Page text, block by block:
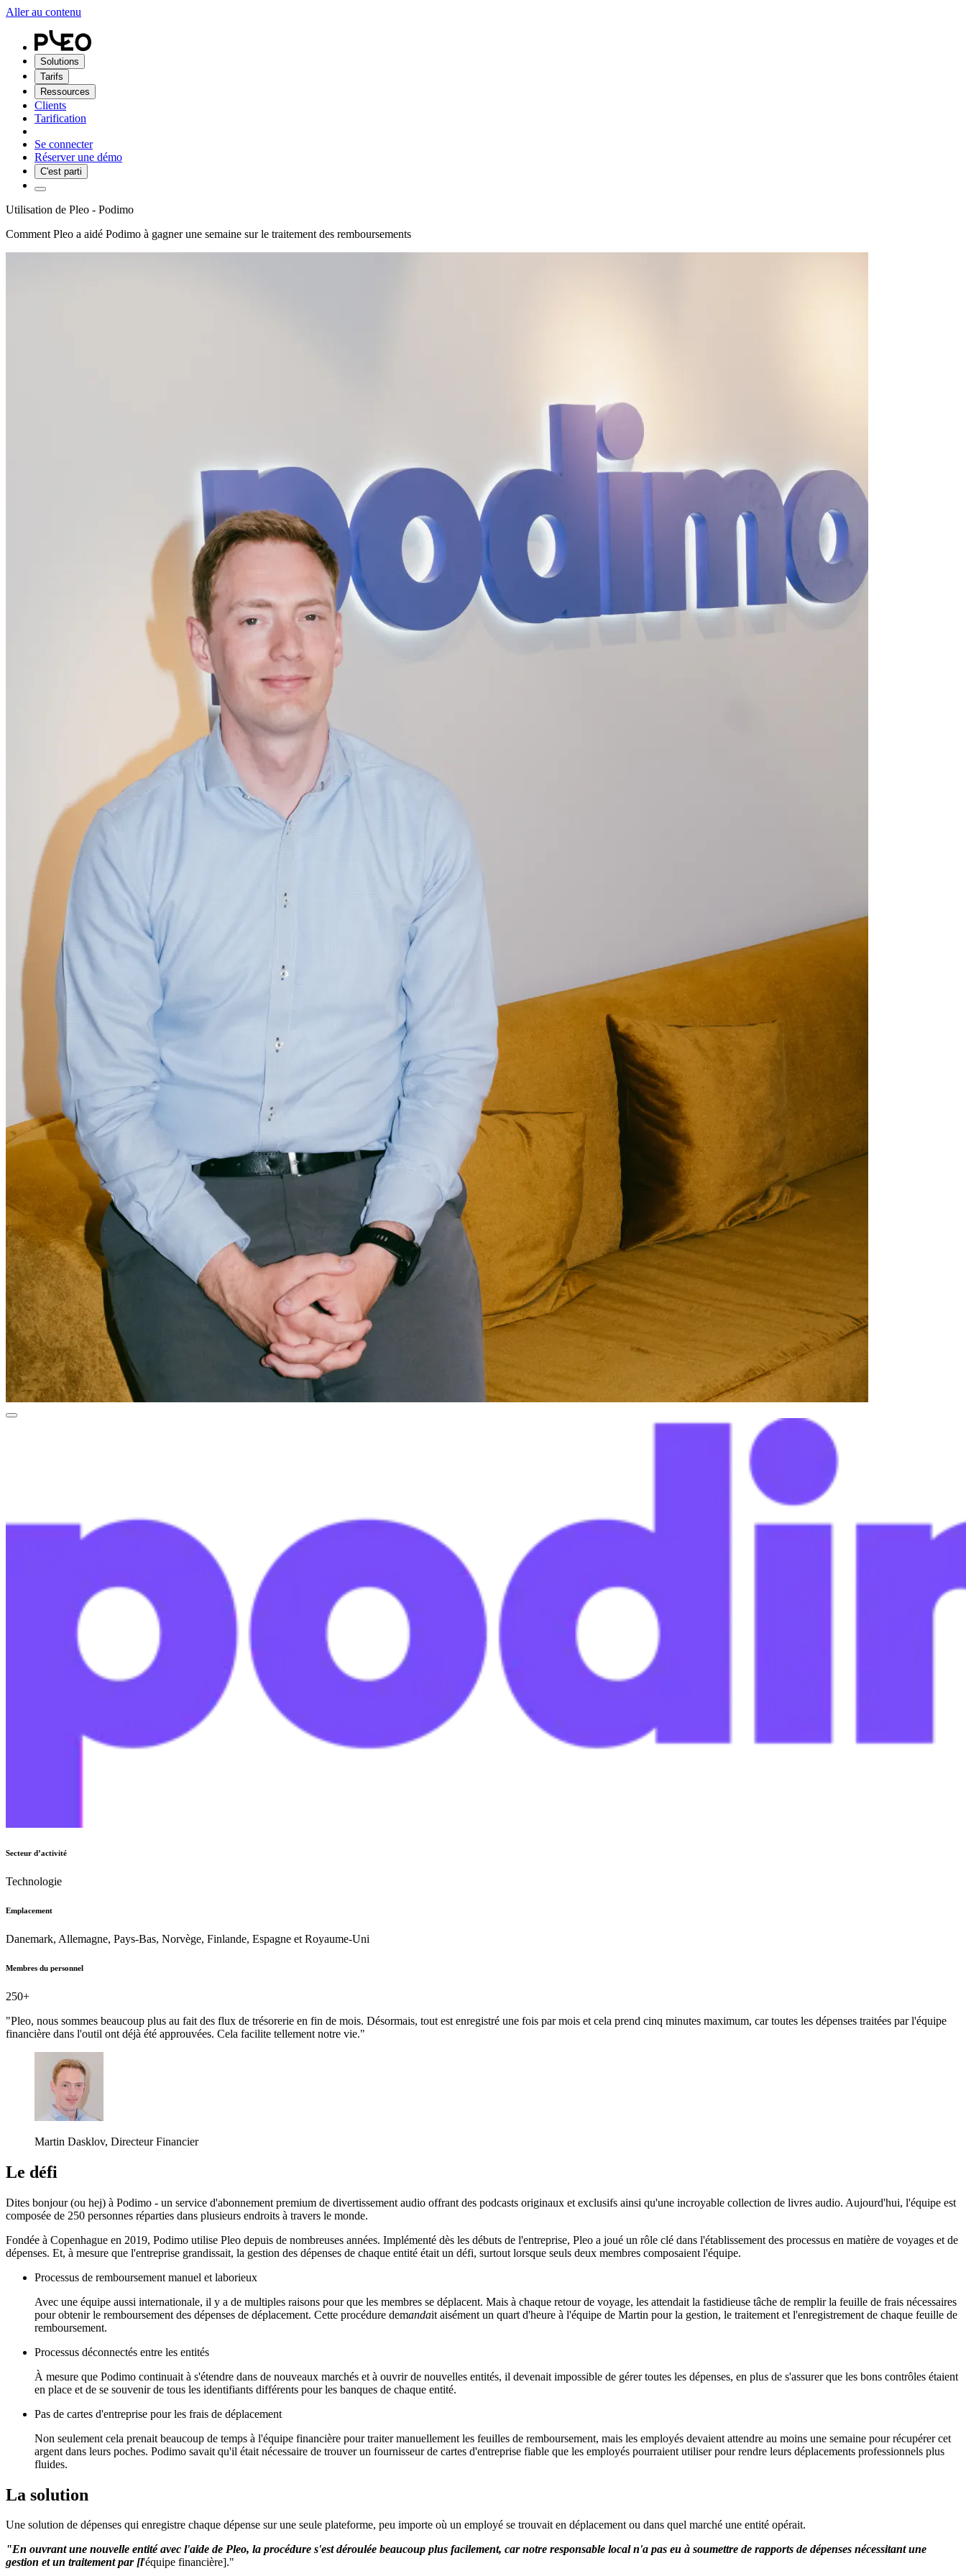
Aller au contenu
Solutions
Tarifs
Ressources
Clients
Tarification
Se connecter
Réserver une démo
C'est parti
Utilisation de Pleo - Podimo
Comment Pleo a aidé Podimo à gagner une semaine sur le traitement des remboursements
Secteur d’activité
Technologie
Emplacement
Danemark, Allemagne, Pays-Bas, Norvège, Finlande, Espagne et Royaume-Uni
Membres du personnel
250+
"Pleo, nous sommes beaucoup plus au fait des flux de trésorerie en fin de mois. Désormais, tout est enregistré une fois par mois et cela prend cinq minutes maximum, car toutes les dépenses traitées par l'équipe
financière dans l'outil ont déjà été approuvées. Cela facilite tellement notre vie."
Martin Dasklov, Directeur Financier
Le défi
Dites bonjour (ou hej) à Podimo - un service d'abonnement premium de divertissement audio offrant des podcasts originaux et exclusifs ainsi qu'une incroyable collection de livres audio. Aujourd'hui, l'équipe est
composée de 250 personnes réparties dans plusieurs endroits à travers le monde.
Fondée à Copenhague en 2019, Podimo utilise Pleo depuis de nombreuses années. Implémenté dès les débuts de l'entreprise, Pleo a joué un rôle clé dans l'établissement des processus en matière de voyages et de
dépenses. Et, à mesure que l'entreprise grandissait, la gestion des dépenses de chaque entité était un défi, surtout lorsque seuls deux membres composaient l'équipe.
Processus de remboursement manuel et laborieux
Avec une équipe aussi internationale, il y a de multiples raisons pour que les membres se déplacent. Mais à chaque retour de voyage, les attendait la fastidieuse tâche de remplir la feuille de frais nécessaires
pour obtenir le remboursement des dépenses de déplacement. Cette procédure demandait aisément un quart d'heure à l'équipe de Martin pour la gestion, le traitement et l'enregistrement de chaque feuille de
remboursement.
Processus déconnectés entre les entités
À mesure que Podimo continuait à s'étendre dans de nouveaux marchés et à ouvrir de nouvelles entités, il devenait impossible de gérer toutes les dépenses, en plus de s'assurer que les bons contrôles étaient
en place et de se souvenir de tous les identifiants différents pour les banques de chaque entité.
Pas de cartes d'entreprise pour les frais de déplacement
Non seulement cela prenait beaucoup de temps à l'équipe financière pour traiter manuellement les feuilles de remboursement, mais les employés devaient attendre au moins une semaine pour récupérer cet
argent dans leurs poches. Podimo savait qu'il était nécessaire de trouver un fournisseur de cartes d'entreprise fiable que les employés pourraient utiliser pour rendre leurs déplacements professionnels plus
fluides.
La solution
Une solution de dépenses qui enregistre chaque dépense sur une seule plateforme, peu importe où un employé se trouvait en déplacement ou dans quel marché une entité opérait.
"En ouvrant une nouvelle entité avec l'aide de Pleo, la procédure s'est déroulée beaucoup plus facilement, car notre responsable local n'a pas eu à soumettre de rapports de dépenses nécessitant une
gestion et un traitement par [l'équipe financière]."